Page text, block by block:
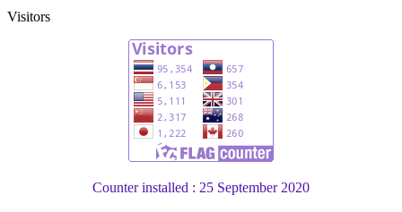
Visitors
Counter installed : 25 September 2020